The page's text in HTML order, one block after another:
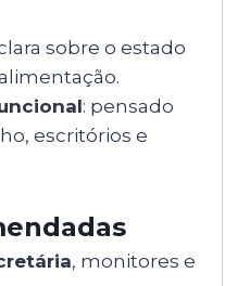
sobre o estado
: pensado
escritórios e
, monitores e